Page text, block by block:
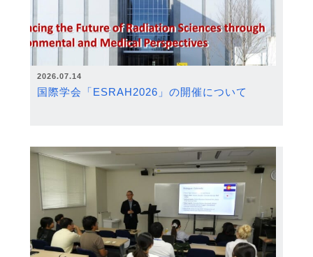
2026.07.14
国際学会「ESRAH2026」の開催について